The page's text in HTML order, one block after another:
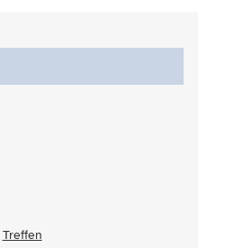
Treffen